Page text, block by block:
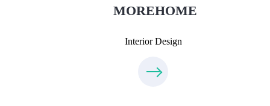
MOREHOME
Interior Design